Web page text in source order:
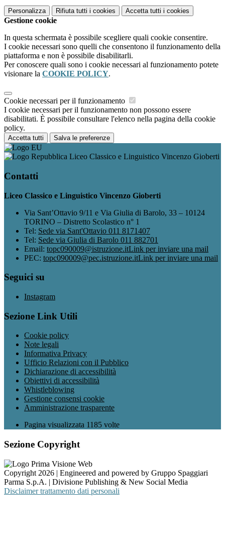
Personalizza Rifiuta tutti i cookies Accetta tutti i cookies
Gestione cookie
In questa schermata è possibile scegliere quali cookie consentire.
I cookie necessari sono quelli che consentono il funzionamento della
piattaforma e non è possibile disabilitarli.
Per conoscere quali sono i cookie necessari al funzionamento potete
visionare la COOKIE POLICY.
Cookie necessari per il funzionamento
I cookie necessari per il funzionamento non possono essere
disabilitati. È possibile consultare l'elenco nella pagina della cookie
policy.
Accetta tutti Salva le preferenze
Liceo Classico e Linguistico Vincenzo Gioberti
Contatti
Liceo Classico e Linguistico Vincenzo Gioberti
Via Sant’Ottavio 9/11 e Via Giulia di Barolo, 33 – 10124
TORINO – Distretto Scolastico n° 1
Tel: Sede via Sant'Ottavio 011 8171407
Tel: Sede via Giulia di Barolo 011 882701
Email: topc090009@istruzione.itLink per inviare una mail
PEC: topc090009@pec.istruzione.itLink per inviare una mail
Seguici su
Instagram
Sezione Link Utili
Cookie policy
Note legali
Informativa Privacy
Ufficio Relazioni con il Pubblico
Dichiarazione di accessibilità
Obiettivi di accessibilità
Whistleblowing
Gestione consensi cookie
Amministrazione trasparente
Pagina visualizzata 1185 volte
Sezione Copyright
Copyright 2026 | Engineered and powered by Gruppo Spaggiari
Parma S.p.A. | Divisione Publishing & New Social Media
Disclaimer trattamento dati personali